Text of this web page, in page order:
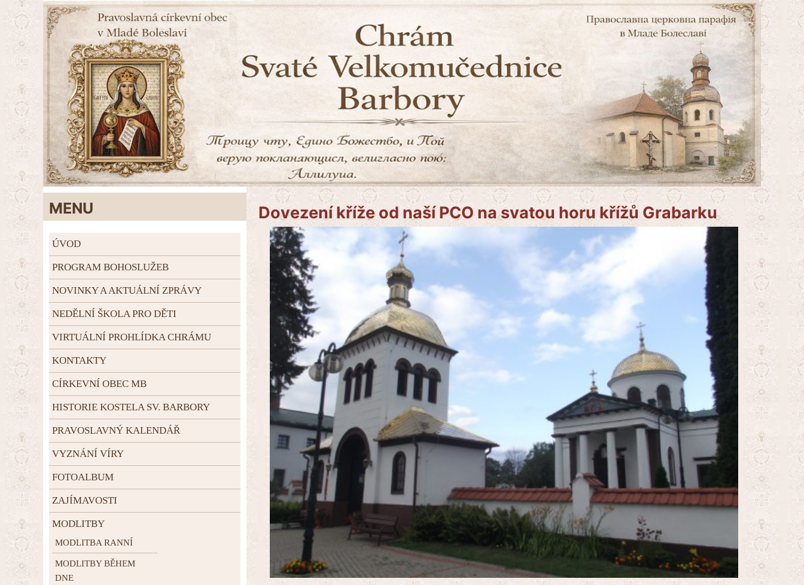
Dovezení kříže od naší PCO na svatou horu křížů Grabarku
MENU
ÚVOD
PROGRAM BOHOSLUŽEB
NOVINKY A AKTUÁLNÍ ZPRÁVY
NEDĚLNÍ ŠKOLA PRO DĚTI
VIRTUÁLNÍ PROHLÍDKA CHRÁMU
KONTAKTY
CÍRKEVNÍ OBEC MB
HISTORIE KOSTELA SV. BARBORY
PRAVOSLAVNÝ KALENDÁŘ
VYZNÁNÍ VÍRY
FOTOALBUM
ZAJÍMAVOSTI
MODLITBY
MODLITBA RANNÍ
MODLITBY BĚHEM
DNE